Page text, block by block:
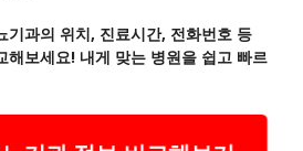
기과의 위치, 진료시간, 전화번호 등
해보세요! 내게 맞는 병원을 쉽고 빠르